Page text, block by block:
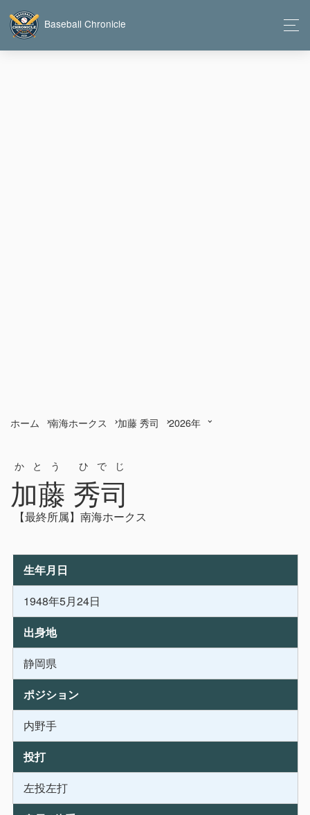
Baseball Chronicle
ホーム 南海ホークス 加藤 秀司 2026年
加藤 秀司
かとう ひでじ
【最終所属】南海ホークス
生年月日
1948年5月24日
出身地
静岡県
ポジション
内野手
投打
左投左打